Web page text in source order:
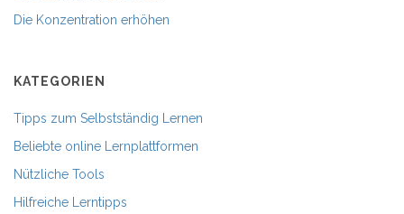
Die Konzentration erhöhen
KATEGORIEN
Tipps zum Selbstständig Lernen
Beliebte online Lernplattformen
Nützliche Tools
Hilfreiche Lerntipps